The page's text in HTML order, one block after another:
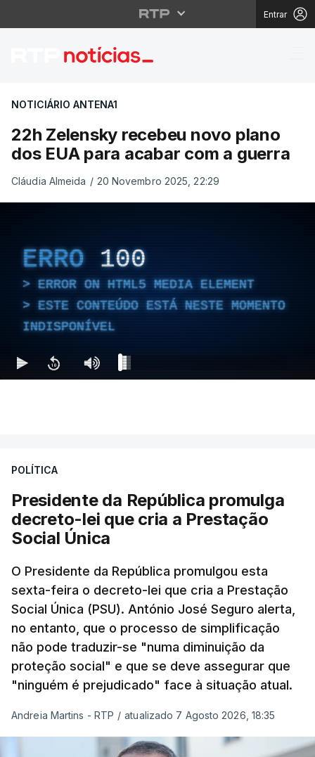
Entrar
22h Zelensky
NOTICIÁRIO ANTENA1
22h Zelensky recebeu novo plano
dos EUA para acabar com a guerra
Cláudia Almeida / 20 Novembro 2025, 22:29
ERRO 100
ERROR ON HTML5 MEDIA ELEMENT
ESTE CONTEÚDO ESTÁ NESTE MOMENTO
INDISPONÍVEL
POLÍTICA
Presidente da República promulga
decreto-lei que cria a Prestação
Social Única
O Presidente da República promulgou esta
sexta-feira o decreto-lei que cria a Prestação
Social Única (PSU). António José Seguro alerta,
no entanto, que o processo de simplificação
não pode traduzir-se "numa diminuição da
proteção social" e que se deve assegurar que
"ninguém é prejudicado" face à situação atual.
Andreia Martins - RTP / atualizado 7 Agosto 2026, 18:35